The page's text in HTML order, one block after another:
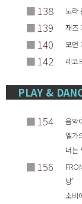
■ 138 노라
■ 139 재즈
■ 140 모던
■ 142 레코
PLAY &
■ 154
음악
엘가
너는
■ 156
냥’
소비